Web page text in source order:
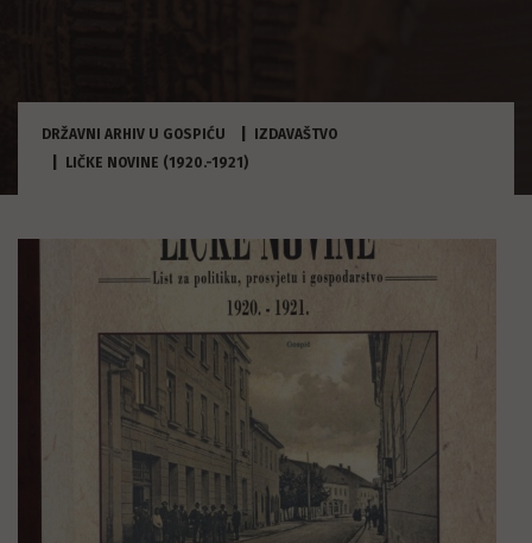
DRŽAVNI ARHIV U GOSPIĆU
IZDAVAŠTVO
LIČKE NOVINE (1920.-1921)